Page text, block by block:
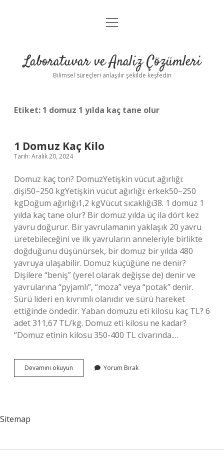
Anasayfa
Yasal Uyarı
menüyü
Laboratuvar ve Analiz Çözümleri
Bilimsel süreçleri anlaşılır şekilde keşfedin
Etiket: 1 domuz 1 yılda kaç tane olur
1 Domuz Kaç Kilo
Tarih: Aralık 20, 2024
Domuz kaç ton? DomuzYetişkin vücut ağırlığı:
dişi50–250 kgYetişkin vücut ağırlığı: erkek50–250
kgDoğum ağırlığı1,2 kgVücut sıcaklığı38. 1 domuz 1
yılda kaç tane olur? Bir domuz yılda üç ila dört kez
yavru doğurur. Bir yavrulamanın yaklaşık 20 yavru
üretebileceğini ve ilk yavruların anneleriyle birlikte
doğduğunu düşünürsek, bir domuz bir yılda 480
yavruya ulaşabilir. Domuz küçüğüne ne denir?
Dişilere “beniş” (yerel olarak değişse de) denir ve
yavrularına “pyjamlı”, “moza” veya “potak” denir.
Sürü lideri en kıvrımlı olanıdır ve sürü hareket
ettiğinde öndedir. Yaban domuzu eti kilosu kaç TL? 6
adet 311,67 TL/kg. Domuz eti kilosu ne kadar?
“Domuz etinin kilosu 350-400 TL civarında.…
Devamını okuyun
Domuz
Yorum Bırak
Sitemap